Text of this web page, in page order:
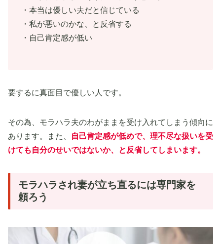
・本当は優しい夫だと信じている
・私が悪いのかな、と反省する
・自己肯定感が低い
要するに真面目で優しい人です。
その為、モラハラ夫のわがままを受け入れてしまう傾向に
あります。また、
自己肯定感が低めで、理不尽な扱いを受
けても自分のせいではないか、と反省してしまいます。
モラハラされ妻が立ち直るには専門家を
頼ろう